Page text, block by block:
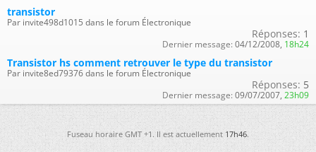
transistor
Par invite498d1015 dans le forum Électronique
Réponses: 1
Dernier message: 04/12/2008, 18h24
Transistor hs comment retrouver le type du transistor
Par invite8ed79376 dans le forum Électronique
Réponses: 5
Dernier message: 09/07/2007, 23h09
Fuseau horaire GMT +1. Il est actuellement17h46.